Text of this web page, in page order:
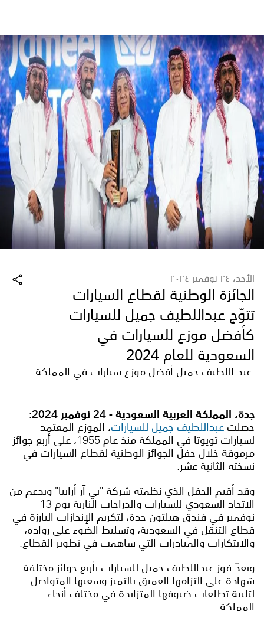
الأحد، ٢٤ نوفمبر ٢٠٢٤
الجائزة الوطنية لقطاع السيارات
تتوّج عبداللطيف جميل للسيارات
كأفضل موزع للسيارات في
السعودية للعام 2024
عبد اللطيف جميل أفضل موزع سيارات في المملكة
جدة، المملكة العربية السعودية - 24 نوفمبر 2024:
حصلت عبداللطيف جميل للسيارات، الموزع المعتمد
لسيارات تويوتا في المملكة منذ عام 1955، على أربع جوائز
مرموقة خلال حفل الجوائز الوطنية لقطاع السيارات في
نسخته الثانية عشر.
وقد أقيم الحفل الذي نظمته شركة "بي آر أرابيا" وبدعم من
الاتحاد السعودي للسيارات والدراجات النارية يوم 13
نوفمبر في فندق هيلتون جدة، لتكريم الإنجازات البارزة في
قطاع التنقل في السعودية، وتسليط الضوء على رواده،
والابتكارات والمبادرات التي ساهمت في تطوير القطاع.
ويعدّ فوز عبداللطيف جميل للسيارات بأربع جوائز مختلفة
شهادة على التزامها العميق بالتميز وسعيها المتواصل
لتلبية تطلعات ضيوفها المتزايدة في مختلف أنحاء
المملكة.